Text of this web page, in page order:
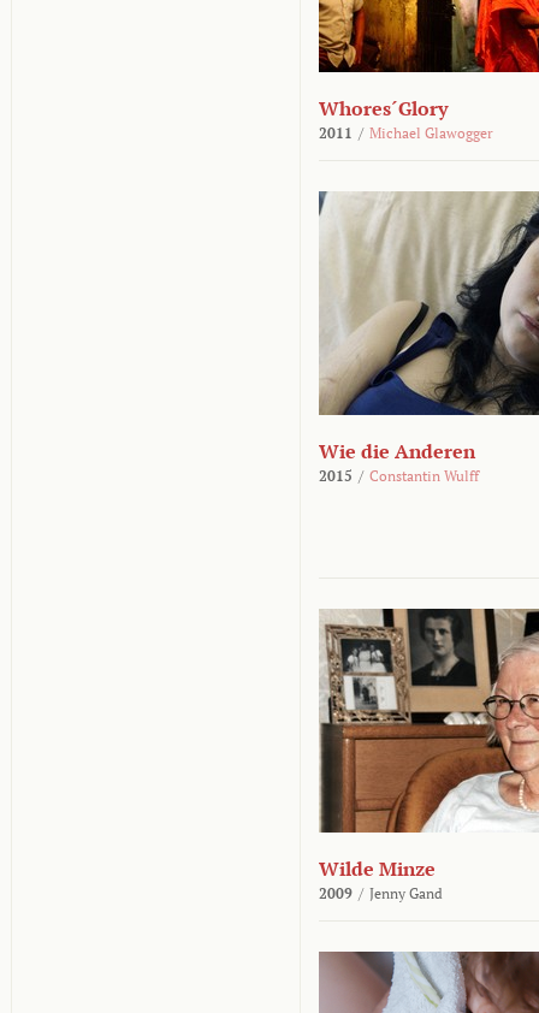
Whores´Glory
2011 / Michael Glawogger
Wie die Anderen
2015 / Constantin Wulff
Wilde Minze
2009 / Jenny Gand